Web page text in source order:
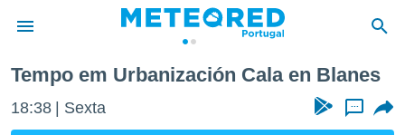
da
Tempo em Urbanización Cala en Blanes
18:38 Sexta ...